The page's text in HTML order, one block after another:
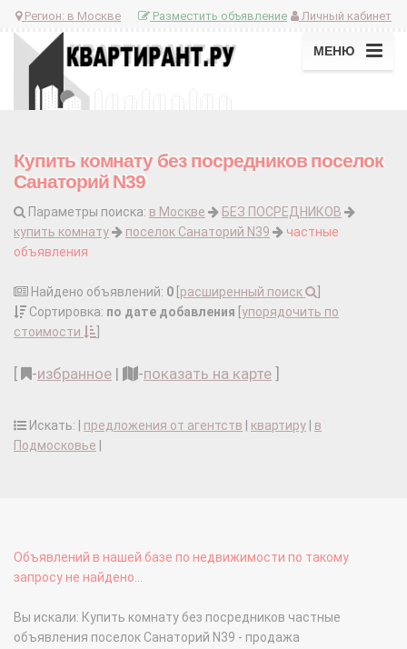
Регион: в Москве Личный кабинет
Разместить объявление
МЕНЮ
Купить комнату без посредников поселок
Санаторий N39
Параметры поиска: в Москве
БЕЗ ПОСРЕДНИКОВ
купить комнату
поселок Санаторий N39
частные
объявления
Найдено объявлений: 0 расширенный поиск
Сортировка: по дате добавления упорядочить по
стоимости
-избранное | -показать на карте
Искать: | предложения от агентств квартиру
в
Подмосковье
Объявлений в нашей базе по недвижимости по такому
запросу не найдено...
Вы искали: Купить комнату без посредников частные
объявления поселок Санаторий N39 - продажа